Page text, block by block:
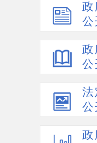
政
公
政
公
法
公
政